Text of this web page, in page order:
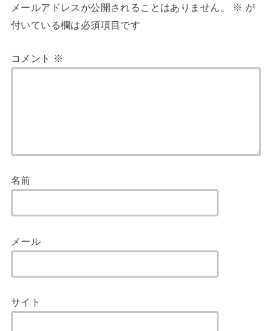
メールアドレスが公開されることはありません。 ※ が
付いている欄は必須項目です
コメント ※
名前
メール
サイト